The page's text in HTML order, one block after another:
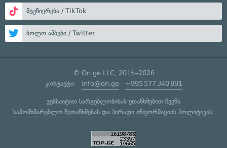
მეცნიერება / TikTok
ბოლო ამბები / Twitter
© On.ge LLC, 2015–2026
კონტაქტი: info@on.ge +995 577 340 891
ვებსაიტით სარგებლობისას ეთანხმებით ჩვენს
სამომხმარებლო შეთანხმებასდა პირადი ინფორმაციის პოლიტიკას.